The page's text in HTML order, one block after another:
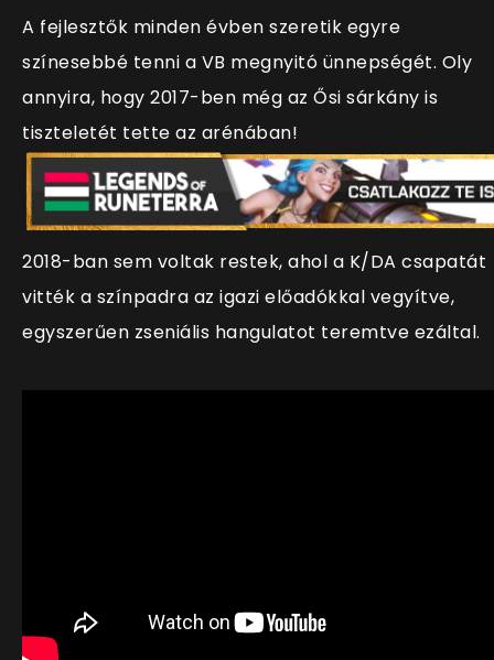
A fejlesztők minden évben szeretik egyre
színesebbé tenni a VB megnyitó ünnepségét. Oly
annyira, hogy 2017-ben még az Ősi sárkány is
tiszteletét tette az arénában!
2018-ban sem voltak restek, ahol a K/DA csapatát
vitték a színpadra az igazi előadókkal vegyítve,
egyszerűen zseniális hangulatot teremtve ezáltal.